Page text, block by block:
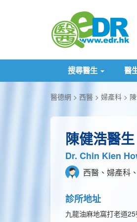
搜尋醫生 醫
醫德網 西醫 婦產科
陳健浩醫生
Dr. Chin Kien
西醫、婦產科
診所地址
九龍油麻地窩打老道